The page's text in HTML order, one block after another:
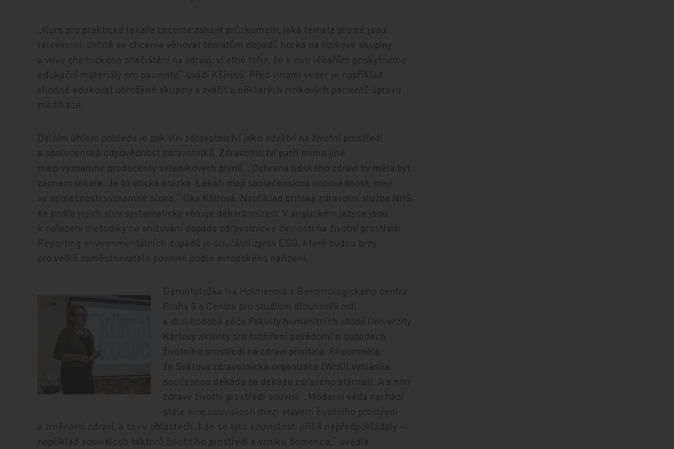
„Kurs pro praktické lékaře chceme zahájit průzkumem, jaká témata pro ně jsou
relevantní. Určitě se chceme věnovat tématům dopadů horka na rizikové skupiny
a vlivu chemického znečištění na zdraví, včetně toho, že k nim lékařům poskytneme
edukační materiály pro pacienty,“ uvádí Kšírová. Před vlnami veder je například
vhodné edukovat ohrožené skupiny a zvážit u některých rizikových pacientů úpravu
medikace.
Dalším úhlem pohledu je pak vliv zdravotnictví jako odvětví na životní prostředí
a společenská odpovědnost zdravotníků. Zdravotnictví patří mimo jiné
mezi významné producenty skleníkových plynů. „Ochrana lidského zdraví by měla být
zájmem lékaře. Je to etická otázka. Lékaři mají společenskou odpovědnost, mají
ve společnosti významné slovo,“ říká Kšírová. Například britská zdravotní služba NHS
se podle jejích slov systematicky věnuje dekarbonizaci. V anglickém jazyce jsou
k nalezení metodiky na snižování dopadu zdravotnické činnosti na životní prostředí.
Reporting environmentálních dopadů je součástí zpráv ESG, které budou brzy
pro velké zaměstnavatele povinné podle evropského nařízení.
Gerontoložka Iva Holmerová z Gerontologického centra
Praha 8 a Centra pro studium dlouhověkosti
a dlouhodobé péče Fakulty humanitních studií Univerzity
Karlovy aktivity pro rozšíření povědomí o dopadech
životního prostředí na zdraví přivítala. Připomněla,
že Světová zdravotnická organizace (WHO) vyhlásila
současnou dekádu za dekádu zdravého stárnutí. A s ním
zdravé životní prostředí souvisí. „Moderní věda nachází
stále více souvislostí mezi stavem životního prostředí
a změnami zdraví, a to i v oblastech, kde se tyto souvislosti příliš nepředpokládaly –
například souvislosti faktorů životního prostředí a vzniku demence,“ uvedla